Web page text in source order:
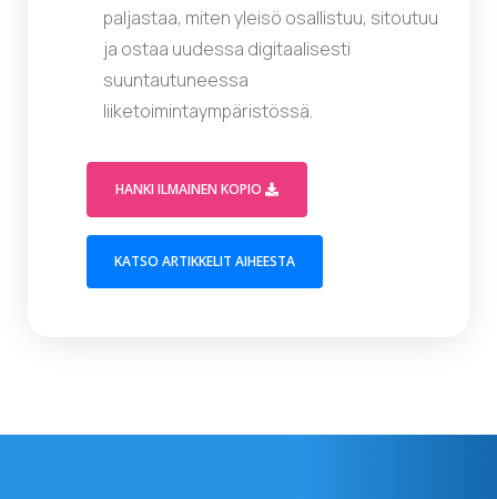
paljastaa, miten yleisö osallistuu, sitoutuu
ja ostaa uudessa digitaalisesti
suuntautuneessa
liiketoimintaympäristössä.
HANKI ILMAINEN KOPIO
KATSO ARTIKKELIT AIHEESTA